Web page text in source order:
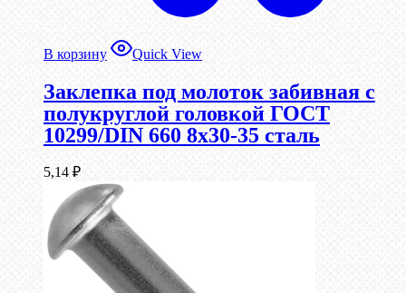
В корзину Quick View
Заклепка под молоток забивная с
полукруглой головкой ГОСТ
10299/DIN 660 8х30-35 сталь
5,14 ₽